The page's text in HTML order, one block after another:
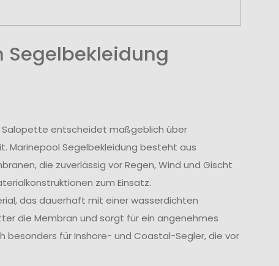
Salopette entscheidet maßgeblich über
Marinepool Segelbekleidung besteht aus
die zuverlässig vor Regen, Wind und Gischt
zum Einsatz.
das dauerhaft mit einer wasserdichten
die Membran und sorgt für ein angenehmes
für Inshore- und Coastal-Segler, die vor